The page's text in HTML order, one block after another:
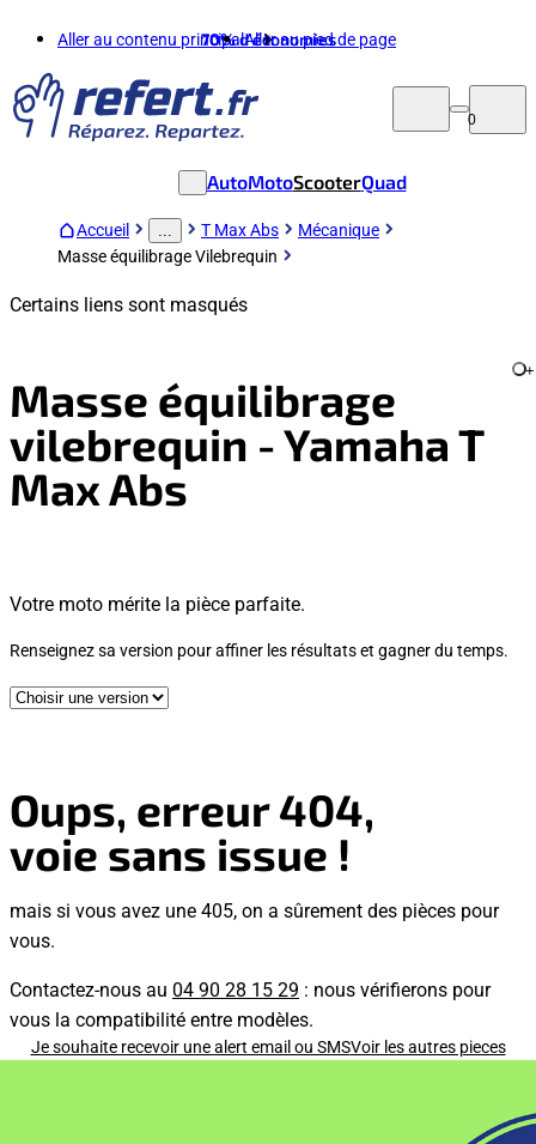
Aller au contenu principalAller au pied de page
70%d'économies
0
AutoMotoScooterQuad
Accueil T Max Abs
Mécanique
Masse équilibrage Vilebrequin
Certains liens sont masqués
Masse équilibrage
vilebrequin - Yamaha T
Max Abs
+
Votre moto mérite la pièce parfaite.
Renseignez sa version pour affiner les résultats et gagner du temps.
Oups, erreur 404,
voie sans issue !
mais si vous avez une 405, on a sûrement des pièces pour
vous.
Contactez-nous au 04 90 28 15 29 : nous vérifierons pour
vous la compatibilité entre modèles.
Je souhaite recevoir une alert email ou SMSVoir les autres pieces